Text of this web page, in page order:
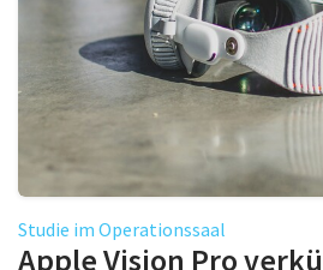
Studie im Operationssaal
Apple Vision Pro